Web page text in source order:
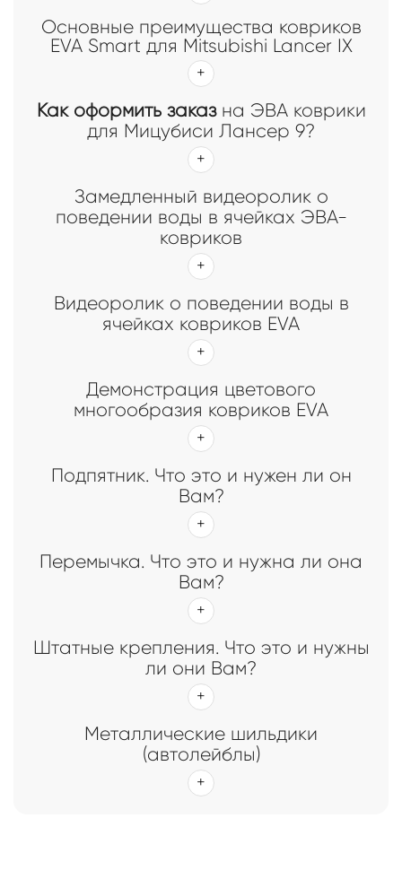
Основные преимущества ковриков
EVA Smart для Mitsubishi Lancer IX
Как оформить заказна ЭВА коврики
для Мицубиси Лансер 9?
Замедленный видеоролик о
поведении воды в ячейках ЭВА-
ковриков
Видеоролик о поведении воды в
ячейках ковриков EVA
Демонстрация цветового
многообразия ковриков EVA
Подпятник. Что это и нужен ли он
Вам?
Перемычка. Что это и нужна ли она
Вам?
Штатные крепления. Что это и нужны
ли они Вам?
Металлические шильдики
(автолейблы)